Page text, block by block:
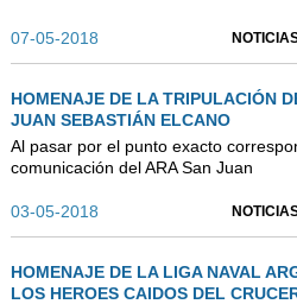
07-05-2018
HOMENAJE DE LA TRIPULACIÓN
JUAN SEBASTIÁN ELCANO
Al pasar por el punto exacto
comunicación del ARA San Juan
03-05-2018
HOMENAJE DE LA LIGA NAVAL
LOS HEROES CAIDOS DEL